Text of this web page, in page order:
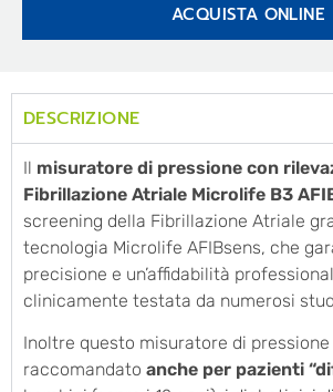
ACQUISTA ONLINE
DESCRIZIONE
Il misuratore di pressione con
Fibrillazione Atriale Microlife B3
screening della Fibrillazione Atriale
tecnologia Microlife AFIBsens, che
precisione e un’affidabilità
clinicamente testata da numerosi
Inoltre questo misuratore di
raccomandato anche per pazienti